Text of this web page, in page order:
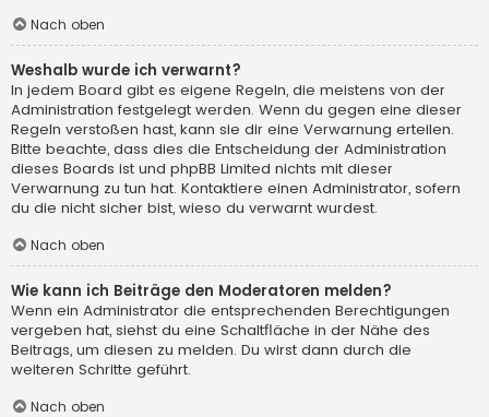
Nach oben
Weshalb wurde ich verwarnt?
In jedem Board gibt es eigene Regeln, die meistens von der
Administration festgelegt werden. Wenn du gegen eine dieser
Regeln verstoßen hast, kann sie dir eine Verwarnung erteilen.
Bitte beachte, dass dies die Entscheidung der Administration
dieses Boards ist und phpBB Limited nichts mit dieser
Verwarnung zu tun hat. Kontaktiere einen Administrator, sofern
du die nicht sicher bist, wieso du verwarnt wurdest.
Nach oben
Wie kann ich Beiträge den Moderatoren melden?
Wenn ein Administrator die entsprechenden Berechtigungen
vergeben hat, siehst du eine Schaltfläche in der Nähe des
Beitrags, um diesen zu melden. Du wirst dann durch die
weiteren Schritte geführt.
Nach oben